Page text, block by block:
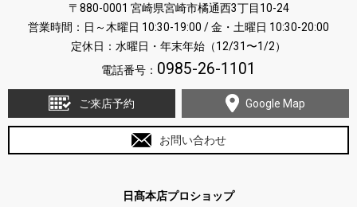
〒880-0001 宮崎県宮崎市橘通西3丁目10-24
営業時間：日～木曜日 10:30-19:00 / 金・土曜日 10:30-20:00
定休日：水曜日・年末年始（12/31〜1/2）
電話番号： 0985-26-1101
ご来店予約 Google Map
お問い合わせ
日髙本店プロショップ